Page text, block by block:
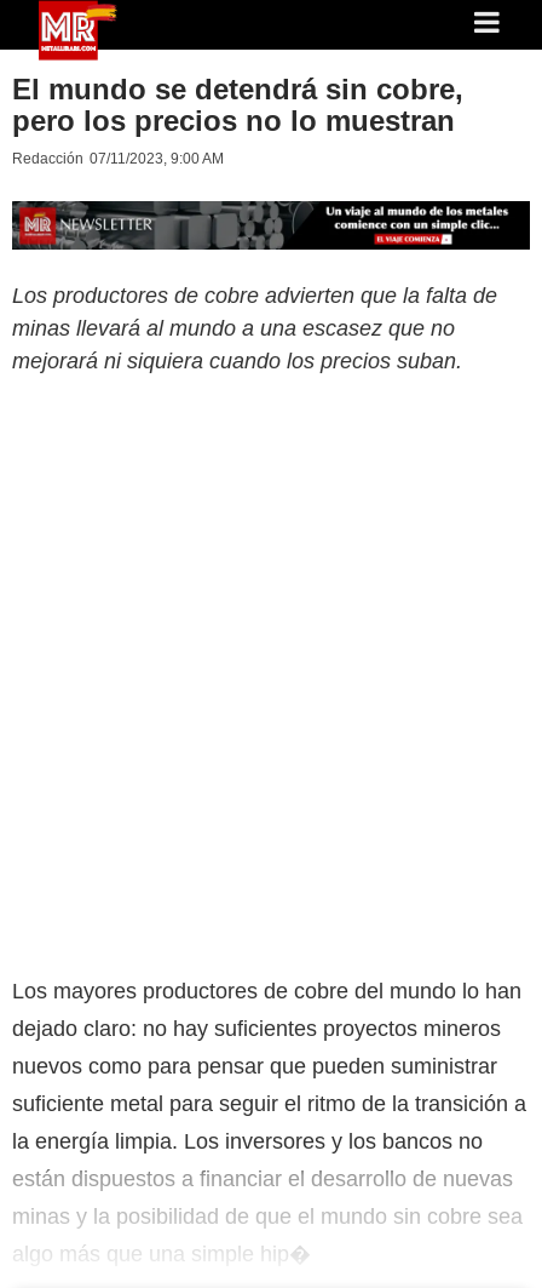
El mundo se detendrá sin cobre,
pero los precios no lo muestran
Redacción 07/11/2023, 9:00 AM
Los productores de cobre advierten que la falta de
minas llevará al mundo a una escasez que no
mejorará ni siquiera cuando los precios suban.
Los mayores productores de cobre del mundo lo han
dejado claro: no hay suficientes proyectos mineros
nuevos como para pensar que pueden suministrar
suficiente metal para seguir el ritmo de la transición a
la energía limpia. Los inversores y los bancos no
están dispuestos a financiar el desarrollo de nuevas
minas y la posibilidad de que el mundo sin cobre sea
algo más que una simple hip�